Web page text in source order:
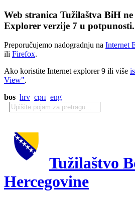
Web stranica Tužilaštva BiH
Explorer verzije 7 u potpunosti.
Preporučujemo nadogradnju na Internet
ili Firefox.
Ako koristite Internet explorer 9 ili više
View".
bos hrv срп eng
Tužilaštvo
Hercegovine